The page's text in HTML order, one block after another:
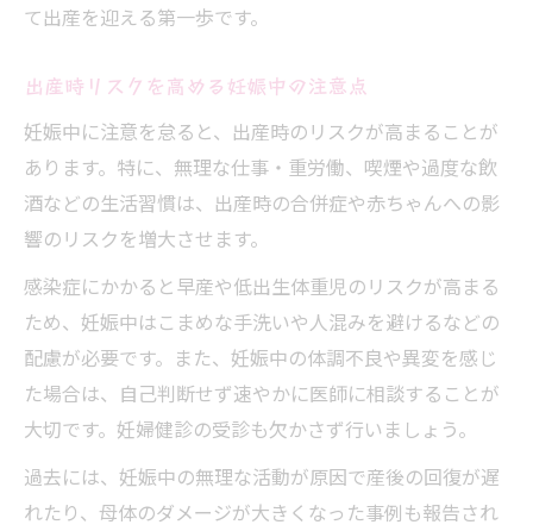
て出産を迎える第一歩です。
出産時リスクを高める妊娠中の注意点
妊娠中に注意を怠ると、出産時のリスクが高まることが
あります。特に、無理な仕事・重労働、喫煙や過度な飲
酒などの生活習慣は、出産時の合併症や赤ちゃんへの影
響のリスクを増大させます。
感染症にかかると早産や低出生体重児のリスクが高まる
ため、妊娠中はこまめな手洗いや人混みを避けるなどの
配慮が必要です。また、妊娠中の体調不良や異変を感じ
た場合は、自己判断せず速やかに医師に相談することが
大切です。妊婦健診の受診も欠かさず行いましょう。
過去には、妊娠中の無理な活動が原因で産後の回復が遅
れたり、母体のダメージが大きくなった事例も報告され